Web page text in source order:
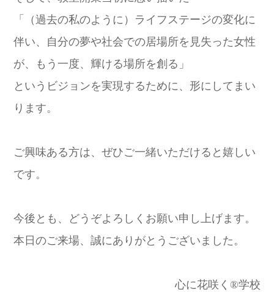
「（過去の私のように）ライフステージの変化に
伴い、自分の夢や社会での居場所を見失った女性
が、もう一度、輝ける場所を創る」
というビジョンを実現するために、形にしてまい
ります。
ご興味ある方は、ぜひご一緒いただけると嬉しい
です。
今後とも、どうぞよろしくお願い申し上げます。
本日のご来場、誠にありがとうございました。
心に花咲く®学校